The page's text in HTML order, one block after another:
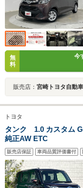
無
料
今
販売店： 宮崎トヨタ自動
トヨタ
タンク 1.0 カスタム
純正AW ETC
販売店保証 車両品質評価書付